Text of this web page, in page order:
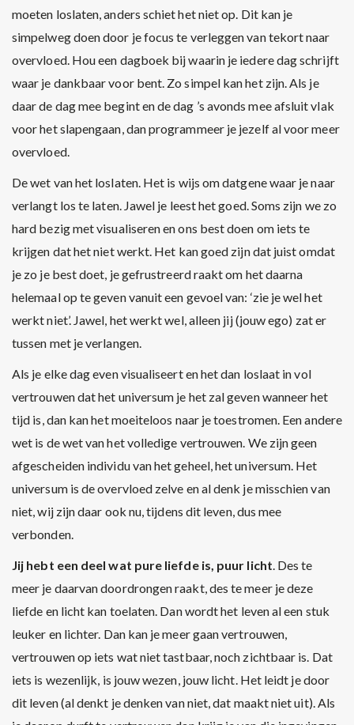
moeten loslaten, anders schiet het niet op. Dit kan je
simpelweg doen door je focus te verleggen van tekort naar
overvloed. Hou een dagboek bij waarin je iedere dag schrijft
waar je dankbaar voor bent. Zo simpel kan het zijn. Als je
daar de dag mee begint en de dag ’s avonds mee afsluit vlak
voor het slapengaan, dan programmeer je jezelf al voor meer
overvloed.
De wet van het loslaten. Het is wijs om datgene waar je naar
verlangt los te laten. Jawel je leest het goed. Soms zijn we zo
hard bezig met visualiseren en ons best doen om iets te
krijgen dat het niet werkt. Het kan goed zijn dat juist omdat
je zo je best doet, je gefrustreerd raakt om het daarna
helemaal op te geven vanuit een gevoel van: ‘zie je wel het
werkt niet’. Jawel, het werkt wel, alleen jij (jouw ego) zat er
tussen met je verlangen.
Als je elke dag even visualiseert en het dan loslaat in vol
vertrouwen dat het universum je het zal geven wanneer het
tijd is, dan kan het moeiteloos naar je toestromen. Een andere
wet is de wet van het volledige vertrouwen. We zijn geen
afgescheiden individu van het geheel, het universum. Het
universum is de overvloed zelve en al denk je misschien van
niet, wij zijn daar ook nu, tijdens dit leven, dus mee
verbonden.
Jij hebt een deel wat pure liefde is, puur licht. Des te
meer je daarvan doordrongen raakt, des te meer je deze
liefde en licht kan toelaten. Dan wordt het leven al een stuk
leuker en lichter. Dan kan je meer gaan vertrouwen,
vertrouwen op iets wat niet tastbaar, noch zichtbaar is. Dat
iets is wezenlijk, is jouw wezen, jouw licht. Het leidt je door
dit leven (al denkt je denken van niet, dat maakt niet uit). Als